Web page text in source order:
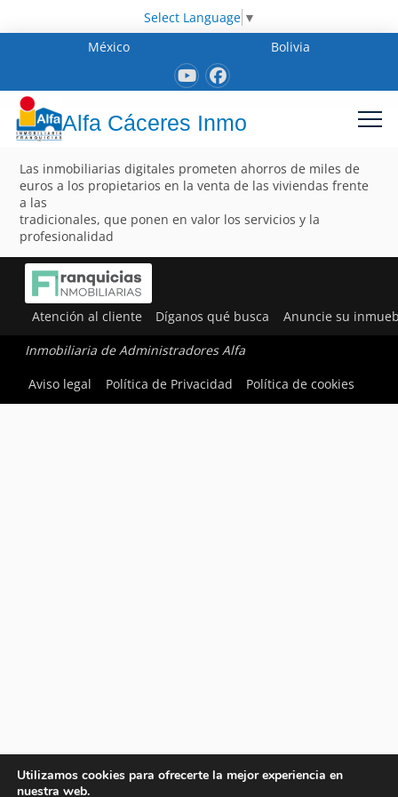
Select Language ▼
México
Bolivia
Alfa Cáceres Inmo
Las inmobiliarias digitales prometen ahorros de miles de
euros a los propietarios en la venta de las viviendas frente
a las
tradicionales, que ponen en valor los servicios y la
profesionalidad
Atención al cliente Díganos qué busca Anuncie su
Inmobiliaria de Administradores Alfa
Aviso legal
Política de Privacidad Política de cookies
Utilizamos cookies para ofrecerte la mejor experiencia en
nuestra web.